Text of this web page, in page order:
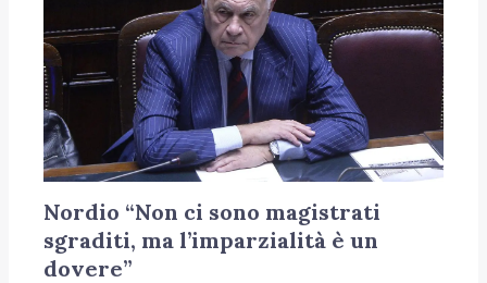
Nordio “Non ci sono magistrati
sgraditi, ma l’imparzialità è un
dovere”